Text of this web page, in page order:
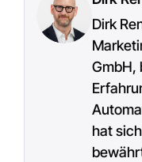
Dirk
GmbH,
hat